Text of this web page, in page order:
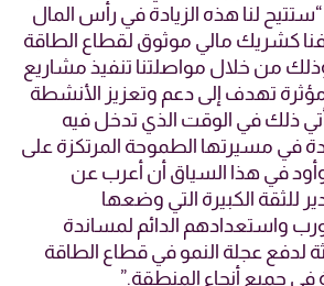
“ستتيح لنا هذه الزيادة في رأس المال
كشريك مالي موثوق لقطاع الطاقة
من خلال مواصلتنا تنفيذ مشاريع
تهدف إلى دعم وتعزيز الأنشطة
ذلك في الوقت الذي تدخل فيه
في مسيرتها الطموحة المرتكزة على
في هذا السياق أن أعرب عن
للثقة الكبيرة التي وضعها
واستعدادهم الدائم لمساندة
لدفع عجلة النمو في قطاع الطاقة
في جميع أنحاء المنطقة.”